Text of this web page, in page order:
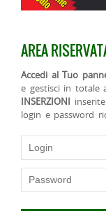
AREA
Accedi al Tuo
e gestisci in totale
INSERZIONI
login e password